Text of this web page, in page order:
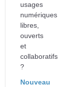
usages
numériques
libres,
ouverts
et
collaboratifs
?
Nouveau